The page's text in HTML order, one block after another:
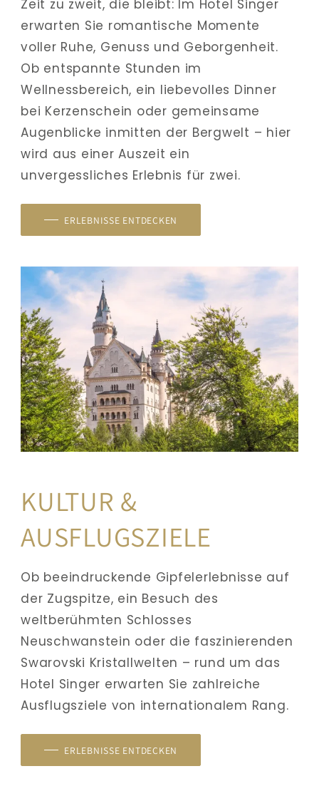
Zeit zu zweit, die bleibt: Im Hotel Singer
erwarten Sie romantische Momente
voller Ruhe, Genuss und Geborgenheit.
Ob entspannte Stunden im
Wellnessbereich, ein liebevolles Dinner
bei Kerzenschein oder gemeinsame
Augenblicke inmitten der Bergwelt – hier
wird aus einer Auszeit ein
unvergessliches Erlebnis für zwei.
ERLEBNISSE ENTDECKEN
KULTUR &
AUSFLUGSZIELE
Ob beeindruckende Gipfelerlebnisse auf
der Zugspitze, ein Besuch des
weltberühmten Schlosses
Neuschwanstein oder die faszinierenden
Swarovski Kristallwelten – rund um das
Hotel Singer erwarten Sie zahlreiche
Ausflugsziele von internationalem Rang.
ERLEBNISSE ENTDECKEN